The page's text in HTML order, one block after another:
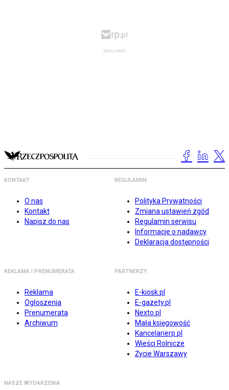
KONTAKT
O nas
Kontakt
Napisz do nas
REGULAMIN
Polityka Prywatności
Zmiana ustawień zgód
Regulamin serwisu
Informacje o nadawcy
Deklaracja dostępności
REKLAMA I PRENUMERATA
Reklama
Ogłoszenia
Prenumerata
Archiwum
PARTNERZY
E-kiosk.pl
E-gazety.pl
Nexto.pl
Mała księgowość
Kancelarierp.pl
Wieści Rolnicze
Życie Warszawy
NASZE WYDARZENIA